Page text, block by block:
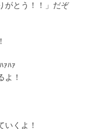
がとう！！」だぞ
ｧﾊｧ
よ！
いくよ！